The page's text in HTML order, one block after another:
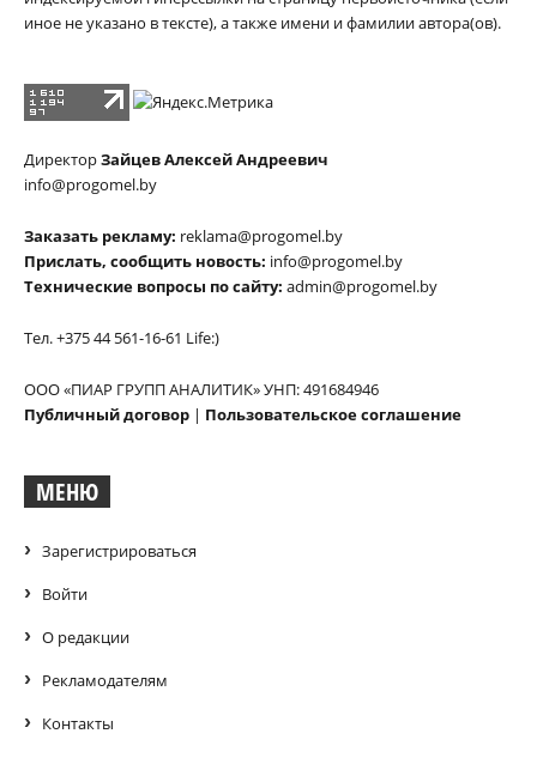
иное не указано в тексте), а также имени и фамилии автора(ов).
ДиректорЗайцев Алексей Андреевич
info@progomel.by
Заказать рекламу: reklama@progomel.by
Прислать, сообщить новость: info@progomel.by
Технические вопросы по сайту: admin@progomel.by
Тел. +375 44 561-16-61 Life:)
ООО «ПИАР ГРУПП АНАЛИТИК» УНП: 491684946
Публичный договор | Пользовательское соглашение
МЕНЮ
Зарегистрироваться
Войти
О редакции
Рекламодателям
Контакты